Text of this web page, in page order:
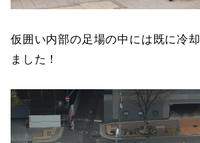
仮囲い内部の足場の中には既に冷
ました！